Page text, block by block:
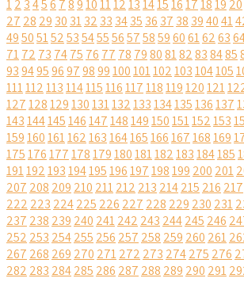
12 3456 78910111213141516171819 20
27 28 29 30 3132 33 3435 36 37 38 394041
495051525354555657585960616263
7172 73 7475 76 77 78 79808182838485
93949596979899100101102103104105
111112113114115116117118119120121
127128129130131132133134135136137
143144145146147148149150151152153
159160161162163164165166167168169
175176177178179180181182183184185
191192193194195196197198199 200 201
207 208 209 210 211212 213 214215 216 217
222 223 224225 226 227 228 229 230 231
237 238 239 240 241242 243 244245 246
252 253 254255 256 257 258 259 260 261
267 268 269 270 271272 273 274275 276
282 283 284285 286 287 288 289 290 291